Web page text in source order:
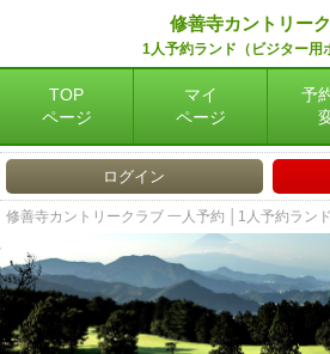
修善寺カントリー
1人予約ランド（ビジター用
TOP
ページ
マイ
ページ
予
ログイン
修善寺カントリークラブ 一人予約 │1人予約ランド